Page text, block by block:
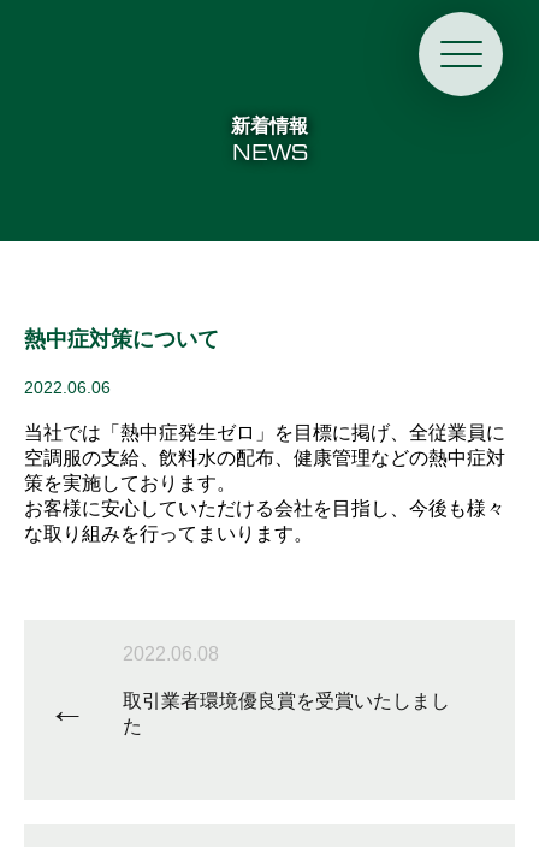
新着情報
NEWS
熱中症対策について
2022.06.06
当社では「熱中症発生ゼロ」を目標に掲げ、全従業員に
空調服の支給、飲料水の配布、健康管理などの熱中症対
策を実施しております。
お客様に安心していただける会社を目指し、今後も様々
な取り組みを行ってまいります。
2022.06.08
取引業者環境優良賞を受賞いたしまし
た
←